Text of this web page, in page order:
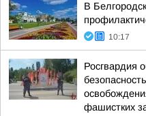
В
10:17
Росгвардия
фашистких